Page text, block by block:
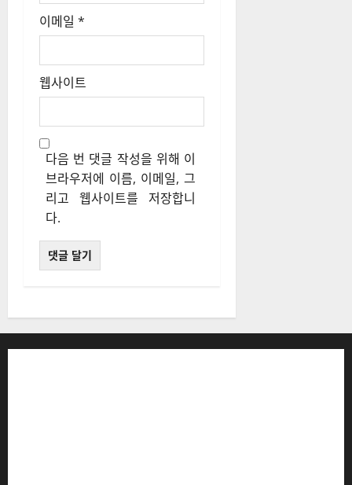
이메일 *
웹사이트
다음 번 댓글 작성을 위해 이
브라우저에 이름, 이메일, 그
리고 웹사이트를 저장합니
다.